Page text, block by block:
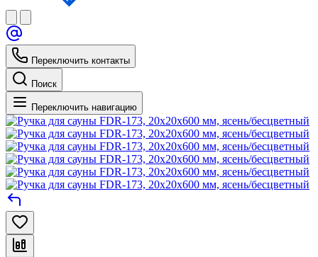
Переключить контакты
Поиск
Переключить навигацию